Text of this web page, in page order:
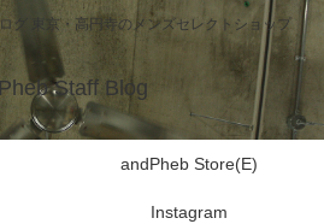
グ 東京・高円寺のメンズセレクトショップ
Staff Blog
andPheb Store(E)
Instagram